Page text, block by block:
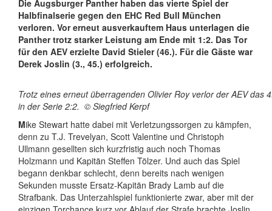
Die Augsburger Panther haben das vierte Spiel der
Halbfinalserie gegen den EHC Red Bull München
verloren. Vor erneut ausverkauftem Haus unterlagen die
Panther trotz starker Leistung am Ende mit 1:2. Das Tor
für den AEV erzielte David Stieler (46.). Für die Gäste war
Derek Joslin (3., 45.) erfolgreich.
Trotz eines erneut überragenden Olivier Roy verlor der AEV
in der Serie 2:2. © Siegfried Kerpf
Mike Stewart hatte dabei mit Verletzungssorgen zu kämpfen,
denn zu T.J. Trevelyan, Scott Valentine und Christoph
Ullmann gesellten sich kurzfristig auch noch Thomas
Holzmann und Kapitän Steffen Tölzer. Und auch das Spiel
begann denkbar schlecht, denn bereits nach wenigen
Sekunden musste Ersatz-Kapitän Brady Lamb auf die
Strafbank. Das Unterzahlspiel funktionierte zwar, aber mit der